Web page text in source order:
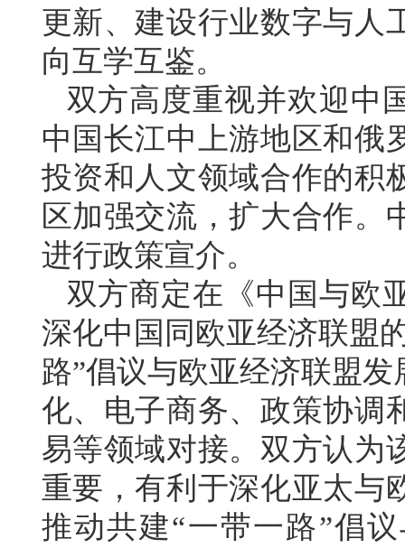
更新、建设行业数字与人
向互学互鉴。
双方高度重视并欢迎中
中国长江中上游地区和俄
投资和人文领域合作的积
区加强交流，扩大合作。
进行政策宣介。
双方商定在《中国与欧
深化中国同欧亚经济联盟
路”倡议与欧亚经济联盟
化、电子商务、政策协调
易等领域对接。双方认为
重要，有利于深化亚太与
推动共建“一带一路”倡